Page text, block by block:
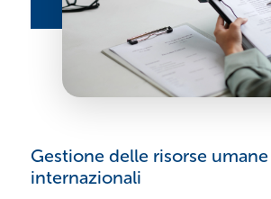
Gestione delle risorse umane
internazionali